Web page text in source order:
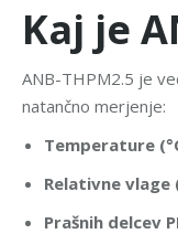
Kaj je
ANB-THPM2.5 je
natančno merjenje:
Temperature
Relativne vlage
Prašnih delcev